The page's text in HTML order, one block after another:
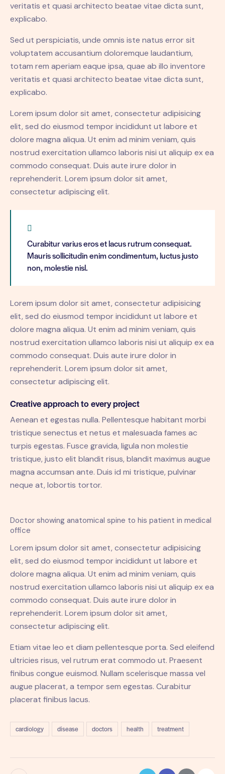
veritatis et quasi architecto beatae vitae dicta sunt,
explicabo.
Sed ut perspiciatis, unde omnis iste natus error sit
voluptatem accusantium doloremque laudantium,
totam rem aperiam eaque ipsa, quae ab illo inventore
veritatis et quasi architecto beatae vitae dicta sunt,
explicabo.
Lorem ipsum dolor sit amet, consectetur adipisicing
elit, sed do eiusmod tempor incididunt ut labore et
dolore magna aliqua. Ut enim ad minim veniam, quis
nostrud exercitation ullamco laboris nisi ut aliquip ex ea
commodo consequat. Duis aute irure dolor in
reprehenderit. Lorem ipsum dolor sit amet,
consectetur adipiscing elit.
Curabitur varius eros et lacus rutrum consequat.
Mauris sollicitudin enim condimentum, luctus justo
non, molestie nisl.
Lorem ipsum dolor sit amet, consectetur adipisicing
elit, sed do eiusmod tempor incididunt ut labore et
dolore magna aliqua. Ut enim ad minim veniam, quis
nostrud exercitation ullamco laboris nisi ut aliquip ex ea
commodo consequat. Duis aute irure dolor in
reprehenderit. Lorem ipsum dolor sit amet,
consectetur adipiscing elit.
Creative approach to every project
Aenean et egestas nulla. Pellentesque habitant morbi
tristique senectus et netus et malesuada fames ac
turpis egestas. Fusce gravida, ligula non molestie
tristique, justo elit blandit risus, blandit maximus augue
magna accumsan ante. Duis id mi tristique, pulvinar
neque at, lobortis tortor.
Doctor showing anatomical spine to his patient in medical
office
Lorem ipsum dolor sit amet, consectetur adipisicing
elit, sed do eiusmod tempor incididunt ut labore et
dolore magna aliqua. Ut enim ad minim veniam, quis
nostrud exercitation ullamco laboris nisi ut aliquip ex ea
commodo consequat. Duis aute irure dolor in
reprehenderit. Lorem ipsum dolor sit amet,
consectetur adipiscing elit.
Etiam vitae leo et diam pellentesque porta. Sed eleifend
ultricies risus, vel rutrum erat commodo ut. Praesent
finibus congue euismod. Nullam scelerisque massa vel
augue placerat, a tempor sem egestas. Curabitur
placerat finibus lacus.
cardiology disease doctors health treatment